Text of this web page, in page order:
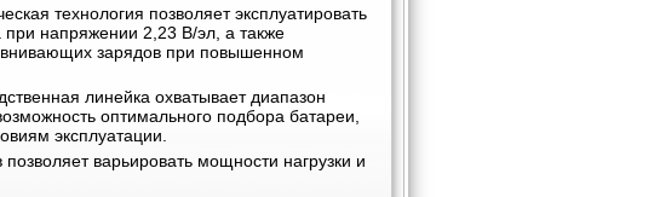
технология позволяет эксплуатировать
напряжении 2,23 В/эл, а также
зарядов при повышенном
линейка охватывает диапазон
оптимального подбора батареи,
эксплуатации.
варьировать мощности нагрузки и